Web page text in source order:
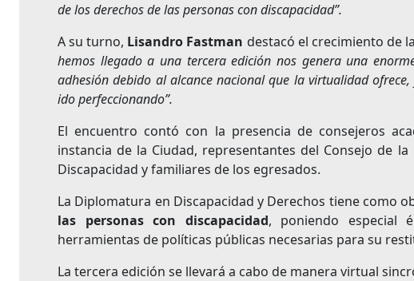
de los derechos de las personas con discapacidad”.
A su turno, Lisandro Fastman destacó el crecimiento de
hemos llegado a una tercera edición nos genera una
adhesión debido al alcance nacional que la virtualidad
ido perfeccionando”.
El encuentro contó con la presencia de consejeros
instancia de la Ciudad, representantes del Consejo de
Discapacidad y familiares de los egresados.
La Diplomatura en Discapacidad y Derechos tiene como
las personas con discapacidad, poniendo especial
herramientas de políticas públicas necesarias para su
La tercera edición se llevará a cabo de manera virtual